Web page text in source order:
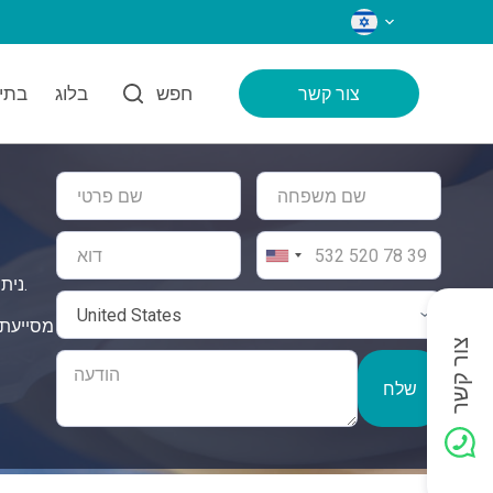
שפות
בלוג חפש צור קשר
ניתוח פאקומולסיפיקציה בטורקיה מבטיח את הסטנדרטים הגבוהים ביותר של טיפול, ומציע פתרון מקיף ובטוח לצרכים הרפואיים שלכם.
שלח צור קשר